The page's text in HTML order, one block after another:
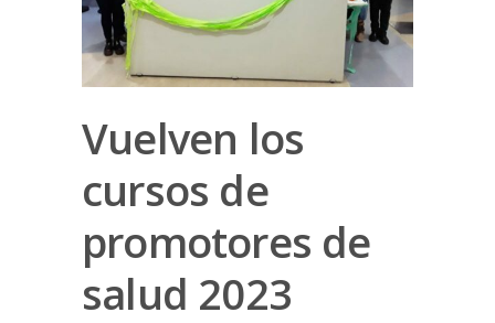
Vuelven los
cursos de
promotores de
salud 2023